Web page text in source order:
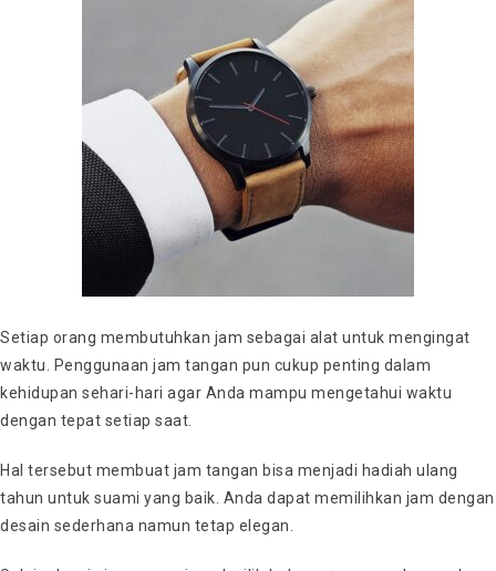
Setiap orang membutuhkan jam sebagai alat untuk mengingat
waktu. Penggunaan jam tangan pun cukup penting dalam
kehidupan sehari-hari agar Anda mampu mengetahui waktu
dengan tepat setiap saat.
Hal tersebut membuat jam tangan bisa menjadi hadiah ulang
tahun untuk suami yang baik. Anda dapat memilihkan jam dengan
desain sederhana namun tetap elegan.